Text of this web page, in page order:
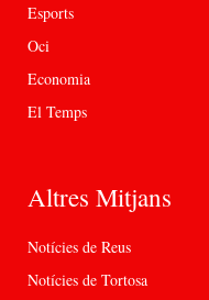
Esports
Oci
Economia
El Temps
Altres Mitjans
Notícies de Reus
Notícies de Tortosa